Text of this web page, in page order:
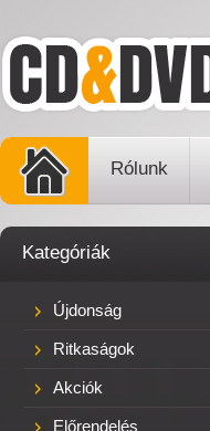
Rólunk
Kategóriák
Újdonság
Ritkaságok
Akciók
Előrendelés